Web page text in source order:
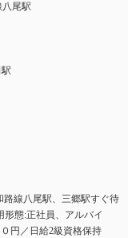
八尾駅
路線八尾駅、三郷駅すぐ待
態:正社員、アルバイ
円／日給2級資格保持